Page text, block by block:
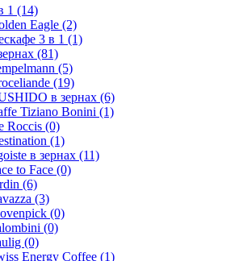
1 (14)
Eagle (2)
3 в 1 (1)
(81)
(5)
(19)
в зернах (6)
Tiziano Bonini (1)
Roccis (0)
(1)
в зернах (11)
to Face (0)
(6)
(3)
(0)
(0)
(0)
Energy Coffee (1)